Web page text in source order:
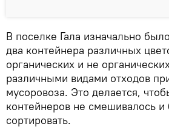
В поселке Гала изначально
два контейнера различных
органических и не
различными видами отходов
мусоровоза. Это делается,
контейнеров не смешивалось и
сортировать.